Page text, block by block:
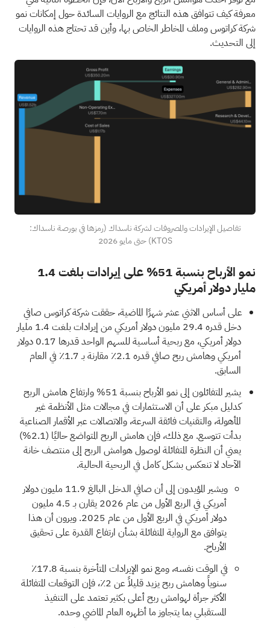
معرفة كيف تتوافق هذه النتائج مع الروايات السائدة حول إمكانات نمو
شركة كراتوس وملف المخاطر الخاص بها، وأين قد تحتاج هذه الروايات
إلى التحديث.
تفاصيل الإيرادات والمصروفات لشركة ناسداك (رمزها في بورصة ناسداك:
KTOS) حتى مايو 2026
نمو الأرباح بنسبة 51% على إيرادات بلغت 1.4
مليار دولار أمريكي
على أساس الاثني عشر شهرًا الماضية، حققت شركة كراتوس صافي
دخل قدره 29.4 مليون دولار أمريكي من إيرادات بلغت 1.4 مليار
دولار أمريكي، مع ربحية أساسية للسهم الواحد قدرها 0.17 دولار
أمريكي وهامش ربح صافي قدره 2.1٪ مقارنة بـ 1.7٪ في العام
السابق.
يشير المتفائلون إلى نمو الأرباح بنسبة 51% وارتفاع هامش الربح
كدليل مبكر على أن الاستثمارات في مجالات مثل الأنظمة غير
المأهولة، والتقنيات فائقة السرعة، والاتصالات عبر الأقمار الصناعية
بدأت تتوسع. مع ذلك، فإن هامش الربح المتواضع حاليًا (2.1%)
يعني أن النظرة المتفائلة لوصول هوامش الربح إلى منتصف خانة
الآحاد لا تنعكس بشكل كامل في الربحية الحالية.
ويشير المؤيدون إلى أن صافي الدخل البالغ 11.9 مليون دولار
أمريكي في الربع الأول من عام 2026 يقارن بـ 4.5 مليون
دولار أمريكي في الربع الأول من عام 2025. ويرون أن هذا
يتوافق مع الرواية المتفائلة بشأن ارتفاع القدرة على تحقيق
الأرباح.
في الوقت نفسه، ومع نمو الإيرادات المتأخرة بنسبة 17.8٪
سنوياً وهامش ربح يزيد قليلاً عن 2٪، فإن التوقعات المتفائلة
الأكثر جرأة لهوامش ربح أعلى بكثير تعتمد على التنفيذ
المستقبلي بما يتجاوز ما أظهره العام الماضي وحده.